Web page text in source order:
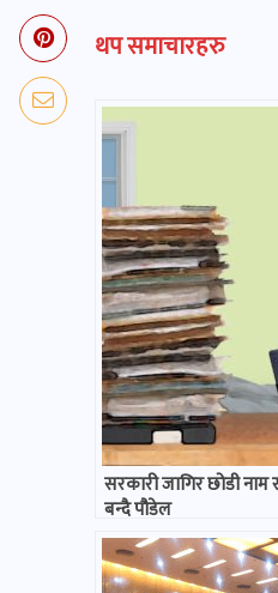
थप समाचारहरु
सरकारी जागिर छोडी नाम
बन्दै पौडेल